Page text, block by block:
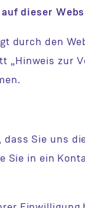
dieser
durch den
„Hinweis zur
dass Sie uns
Sie in ein